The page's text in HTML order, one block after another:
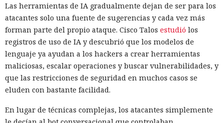
Las herramientas de IA gradualmente dejan de ser para los
atacantes solo una fuente de sugerencias y cada vez más
forman parte del propio ataque. Cisco Talos estudió los
registros de uso de IA y descubrió que los modelos de
lenguaje ya ayudan a los hackers a crear herramientas
maliciosas, escalar operaciones y buscar vulnerabilidades, y
que las restricciones de seguridad en muchos casos se
eluden con bastante facilidad.
En lugar de técnicas complejas, los atacantes simplemente